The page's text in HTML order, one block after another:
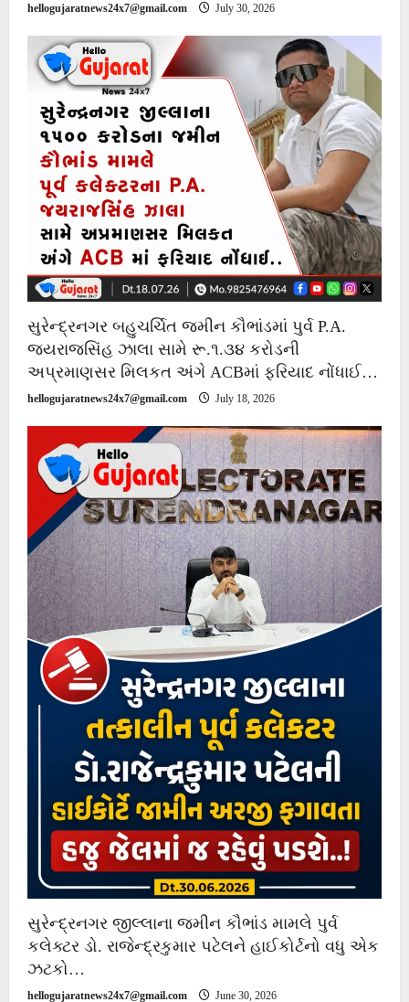
hellogujaratnews24x7@gmail.com July 30, 2026
સુરેન્દ્રનગર બહુચર્ચિત જમીન કૌભાંડમાં પુર્વ P.A.
જયરાજસિંહ ઝાલા સામે રૂ.૧.૩૪ કરોડની
અપ્રમાણસર મિલકત અંગે ACBમાં ફરિયાદ નોંધાઈ…
hellogujaratnews24x7@gmail.com July 18, 2026
સુરેન્દ્રનગર જીલ્લાના જમીન કૌભાંડ મામલે પુર્વ
કલેક્ટર ડો. રાજેન્દ્રકુમાર પટેલને હાઈકોર્ટનો વધુ એક
ઝટકો…
hellogujaratnews24x7@gmail.com June 30, 2026